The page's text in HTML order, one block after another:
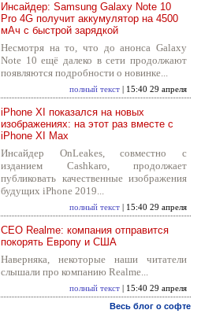
Инсайдер: Samsung Galaxy Note 10
Pro 4G получит аккумулятор на 4500
мАч с быстрой зарядкой
Несмотря на то, что до анонса Galaxy
Note 10 ещё далеко в сети продолжают
появляются подробности о новинке...
полный текст | 15:40 29 апреля
iPhone XI показался на новых
изображениях: на этот раз вместе с
iPhone XI Max
Инсайдер OnLeakes, совместно с
изданием Cashkaro, продолжает
публиковать качественные изображения
будущих iPhone 2019...
полный текст | 15:40 29 апреля
CEO Realme: компания отправится
покорять Европу и США
Наверняка, некоторые наши читатели
слышали про компанию Realme...
полный текст | 15:40 29 апреля
Весь блог о софте